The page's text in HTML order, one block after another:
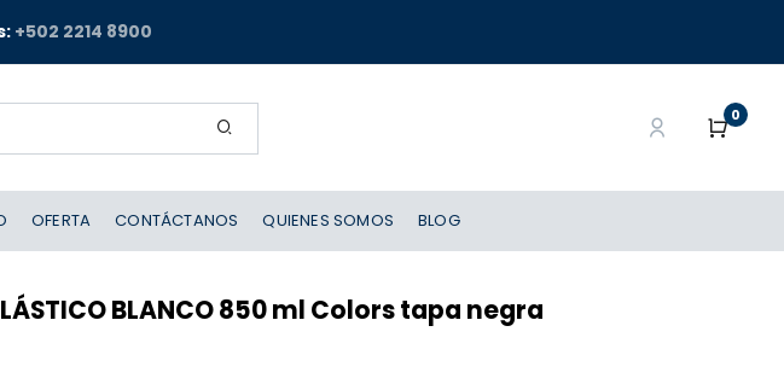
+502 2214 8900
0
OFERTA CONTÁCTANOS QUIENES SOMOS BLOG
BLANCO 850 ml Colors tapa negra